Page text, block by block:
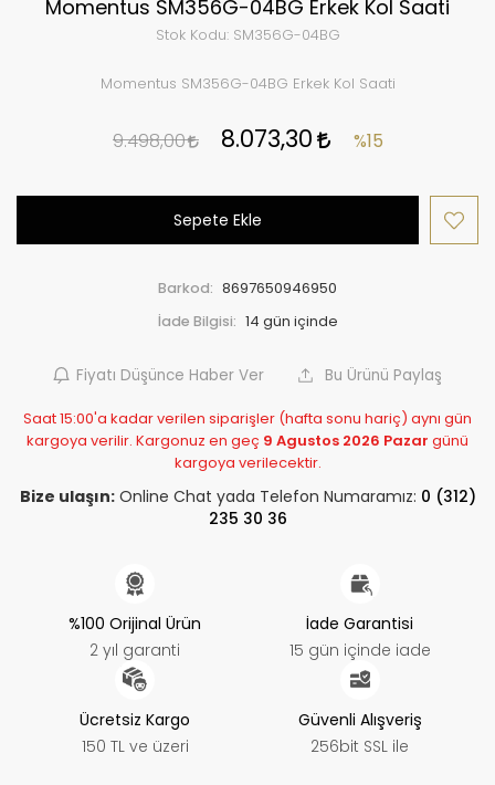
Momentus SM356G-04BG Erkek Kol Saati
Stok Kodu:SM356G-04BG
Momentus SM356G-04BG Erkek Kol Saati
9.498,00 8.073,30 %15
Sepete Ekle
Barkod: 8697650946950
İade Bilgisi:
Fiyatı Düşünce Haber Ver Bu Ürünü Paylaş
Saat 15:00'a kadar verilen siparişler (hafta sonu hariç) aynı gün
kargoya verilir. Kargonuz en geç 9 Agustos 2026 Pazar günü
kargoya verilecektir.
Bize ulaşın:Online Chat yada Telefon Numaramız: 0 (312)
235 30 36
%100 Orijinal Ürün
2 yıl garanti
İade Garantisi
15 gün içinde iade
Ücretsiz Kargo
150 TL ve üzeri
Güvenli Alışveriş
256bit SSL ile